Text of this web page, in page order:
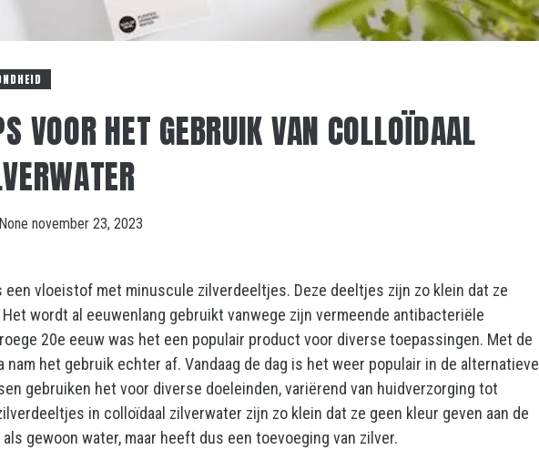
VOOR HET GEBRUIK VAN COLLOÏDAAL
None november 23, 2023
een vloeistof met minuscule zilverdeeltjes. Deze deeltjes zijn zo klein dat ze
wordt al eeuwenlang gebruikt vanwege zijn vermeende antibacteriële
20e eeuw was het een populair product voor diverse toepassingen. Met de
het gebruik echter af. Vandaag de dag is het weer populair in de alternatieve
gebruiken het voor diverse doeleinden, variërend van huidverzorging tot
in colloïdaal zilverwater zijn zo klein dat ze geen kleur geven aan de
gewoon water, maar heeft dus een toevoeging van zilver.